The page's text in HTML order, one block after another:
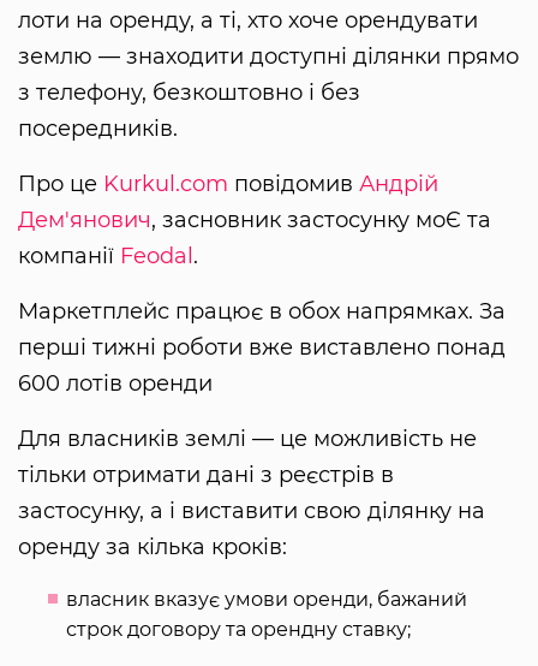
лоти на оренду, а ті, хто хоче орендувати
землю — знаходити доступні ділянки прямо
з телефону, безкоштовно і без
посередників.
Про це Kurkul.com повідомив Андрій
Дем'янович, засновник застосунку моЄ та
компанії Feodal .
Маркетплейс працює в обох напрямках. За
перші тижні роботи вже виставлено понад
600 лотів оренди
Для власників землі — це можливість не
тільки отримати дані з реєстрів в
застосунку, а і виставити свою ділянку на
оренду за кілька кроків:
власник вказує умови оренди, бажаний
строк договору та орендну ставку;